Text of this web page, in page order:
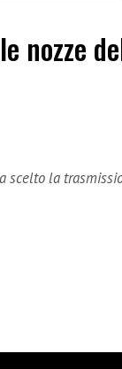
nozze
scelto la